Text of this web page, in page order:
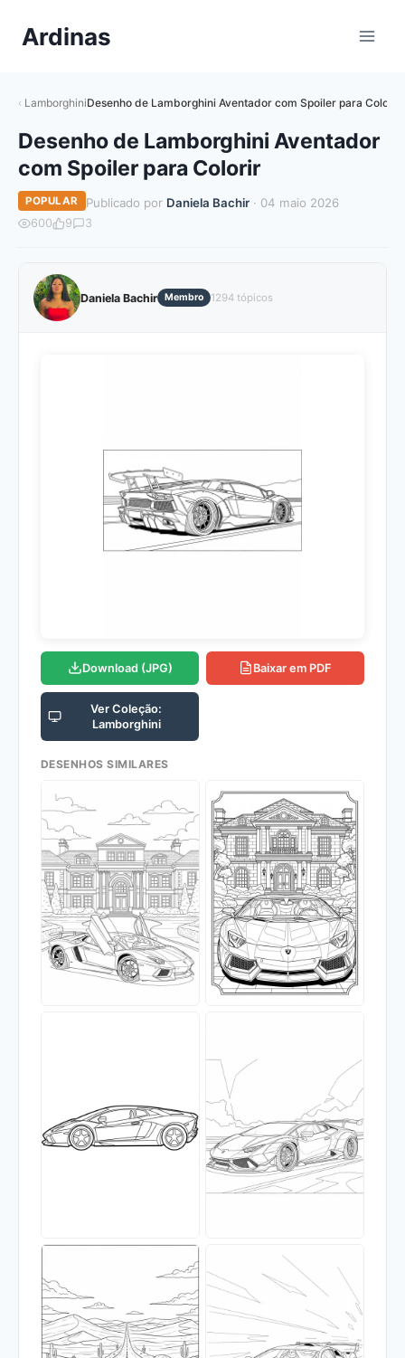
paraArdinas
LamborghiniDesenho de Lamborghini Aventador com Spoiler para Colorir
Desenho de Lamborghini Aventador
com Spoiler para Colorir
POPULAR Publicado por Daniela Bachir· 04 maio 2026
600 9 3
Daniela Bachir Membro 1294 tópicos
Download (JPG) Baixar em PDF
Ver Coleção:
Lamborghini
DESENHOS SIMILARES